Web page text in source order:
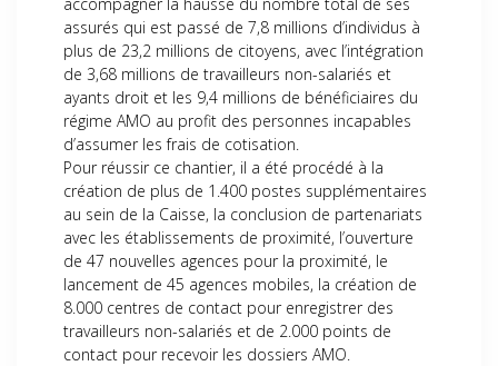
assurés qui est passé de 7,8 millions d’individus à
plus de 23,2 millions de citoyens, avec l’intégration
de 3,68 millions de travailleurs non-salariés et
ayants droit et les 9,4 millions de bénéficiaires du
régime AMO au profit des personnes incapables
d’assumer les frais de cotisation.
Pour réussir ce chantier, il a été procédé à la
création de plus de 1.400 postes supplémentaires
au sein de la Caisse, la conclusion de partenariats
avec les établissements de proximité, l’ouverture
de 47 nouvelles agences pour la proximité, le
lancement de 45 agences mobiles, la création de
8.000 centres de contact pour enregistrer des
travailleurs non-salariés et de 2.000 points de
contact pour recevoir les dossiers AMO.